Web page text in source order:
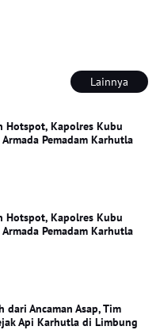
Lainnya
Hotspot, Kapolres Kubu
Pemadam Karhutla
Hotspot, Kapolres Kubu
Pemadam Karhutla
dari Ancaman Asap, Tim
Api Karhutla di Limbung